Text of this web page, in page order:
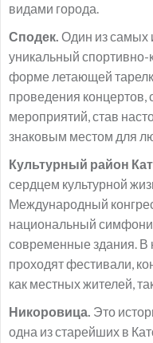
видами города.
Сподек. Один из самых
уникальный
форме летающей
проведения концертов,
мероприятий, став
знаковым местом для
Культурный район
сердцем культурной
Международный
национальный
современные здания. В
проходят фестивали,
как местных жителей,
Никоровица. Это
одна из старейших в